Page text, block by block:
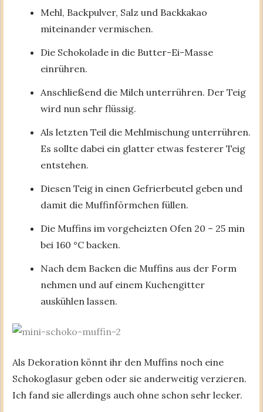
Mehl, Backpulver, Salz und Backkakao
miteinander vermischen.
Die Schokolade in die Butter-Ei-Masse
einrühren.
Anschließend die Milch unterrühren. Der Teig
wird nun sehr flüssig.
Als letzten Teil die Mehlmischung unterrühren.
Es sollte dabei ein glatter etwas festerer Teig
entstehen.
Diesen Teig in einen Gefrierbeutel geben und
damit die Muffinförmchen füllen.
Die Muffins im vorgeheizten Ofen 20 – 25 min
bei 160 °C backen.
Nach dem Backen die Muffins aus der Form
nehmen und auf einem Kuchengitter
auskühlen lassen.
Als Dekoration könnt ihr den Muffins noch eine
Schokoglasur geben oder sie anderweitig verzieren.
Ich fand sie allerdings auch ohne schon sehr lecker.